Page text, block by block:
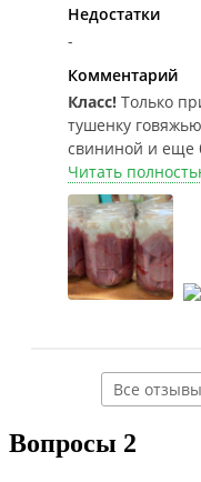
Недостатки
-
Комментарий
Класс! Только
тушенку говяжью, сегодня кашу гречневую
свининой и еще
походе и в
Читать
Все отзывы
Вопросы 2